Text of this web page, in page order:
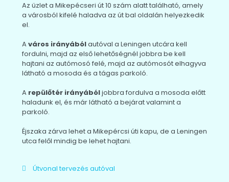
Az üzlet a Mikepécseri út 10 szám alatt található, amely
a városból kifelé haladva az út bal oldalán helyezkedik
el.
Aváros irányábólautóval a Leningen utcára kell
fordulni, majd az első lehetőségnél jobbra be kell
hajtani az autómosó felé, majd az autómosót elhagyva
látható a mosoda és a tágas parkoló.
A repülőtér irányábóljobbra fordulva a mosoda előtt
haladunk el, és már látható a bejárat valamint a
parkoló.
Éjszaka zárva lehet a Mikepércsi úti kapu, de a Leningen
utca felől mindig be lehet hajtani.
Útvonal tervezés autóval